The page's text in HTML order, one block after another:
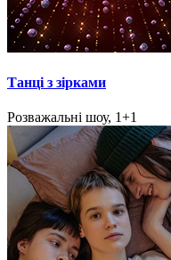
Танці з зірками
Розважальні шоу, 1+1